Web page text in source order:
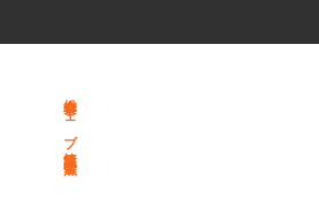
総合文学ウェブ情報誌 文学金魚